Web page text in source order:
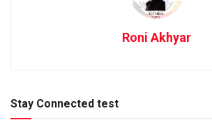
Roni Akhyar
Stay Connected test